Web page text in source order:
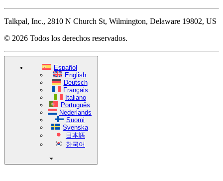
Talkpal, Inc., 2810 N Church St, Wilmington, Delaware 19802, US
© 2026 Todos los derechos reservados.
Español
English
Deutsch
Français
Italiano
Português
Nederlands
Suomi
Svenska
日本語
한국어